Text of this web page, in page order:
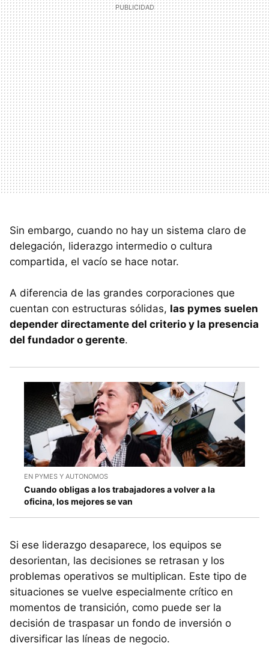
Sin embargo, cuando no hay un sistema claro de
delegación, liderazgo intermedio o cultura
compartida, el vacío se hace notar.
A diferencia de las grandes corporaciones que
cuentan con estructuras sólidas, las pymes suelen
depender directamente del criterio y la presencia
del fundador o gerente.
EN PYMES Y AUTONOMOS
Cuando obligas a los trabajadores a volver a la
oficina, los mejores se van
Si ese liderazgo desaparece, los equipos se
desorientan, las decisiones se retrasan y los
problemas operativos se multiplican. Este tipo de
situaciones se vuelve especialmente crítico en
momentos de transición, como puede ser la
decisión de traspasar un fondo de inversión o
diversificar las líneas de negocio.